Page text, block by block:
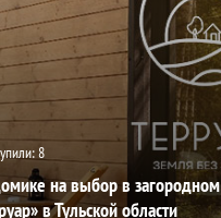
8
на выбор в загородном
в Тульской области